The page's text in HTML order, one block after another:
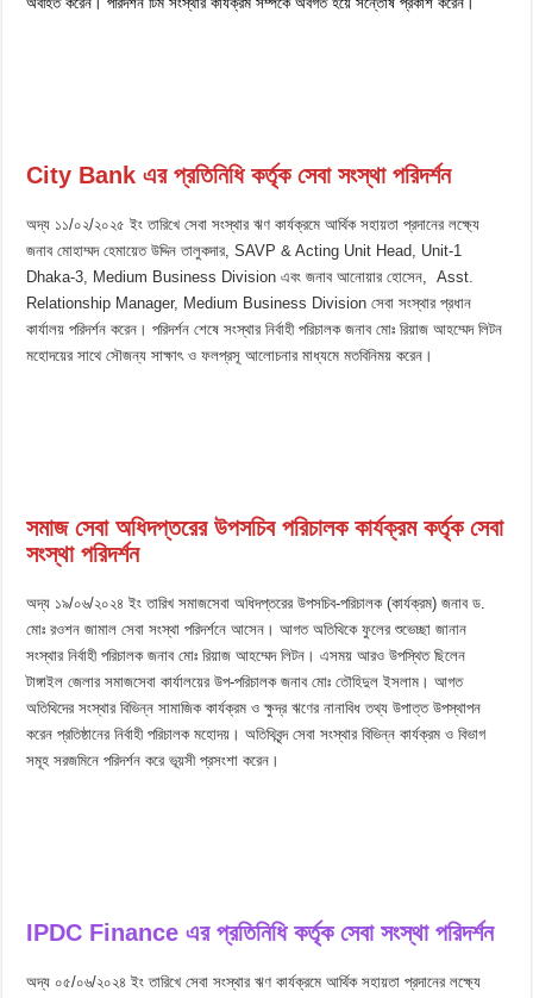
City Bank এর প্রতিনিধি কর্তৃক সেবা সংস্থা পরিদর্শন
অদ্য ১১/০২/২০২৫ ইং তারিখে সেবা সংস্থার ঋণ কার্যক্রমে আর্থিক সহায়তা প্রদানের লক্ষ্যে
জনাব মোহাম্মদ হেমায়েত উদ্দিন তালুকদার, SAVP & Acting Unit Head, Unit-1
Dhaka-3, Medium Business Division এবং জনাব আনোয়ার হোসেন, Asst.
Relationship Manager, Medium Business Division সেবা সংস্থার প্রধান
কার্যালয় পরিদর্শন করেন। পরিদর্শন শেষে সংস্থার নির্বাহী পরিচালক জনাব মোঃ রিয়াজ আহম্মেদ লিটন
মহোদয়ের সাথে সৌজন্য সাক্ষাৎ ও ফলপ্রসূ আলোচনার মাধ্যমে মতবিনিময় করেন।
সমাজ সেবা অধিদপ্তরের উপসচিব পরিচালক কার্যক্রম কর্তৃক সেবা
সংস্থা পরিদর্শন
অদ্য ১৯/০৬/২০২৪ ইং তারিখ সমাজসেবা অধিদপ্তরের উপসচিব-পরিচালক (কার্যক্রম) জনাব ড.
মোঃ রওশন জামাল সেবা সংস্থা পরিদর্শনে আসেন। আগত অতিথিকে ফুলের শুভেচ্ছা জানান
সংস্থার নির্বাহী পরিচালক জনাব মোঃ রিয়াজ আহম্মেদ লিটন। এসময় আরও উপস্থিত ছিলেন
টাঙ্গাইল জেলার সমাজসেবা কার্যালয়ের উপ-পরিচালক জনাব মোঃ তৌহিদুল ইসলাম। আগত
অতিথিদের সংস্থার বিভিন্ন সামাজিক কার্যক্রম ও ক্ষুদ্র ঋণের নানাবিধ তথ্য উপাত্ত উপস্থাপন
করেন প্রতিষ্ঠানের নির্বাহী পরিচালক মহোদয়। অতিথিবৃন্দ সেবা সংস্থার বিভিন্ন কার্যক্রম ও বিভাগ
সমূহ সরজমিনে পরিদর্শন করে ভূয়সী প্রসংশা করেন।
IPDC Finance এর প্রতিনিধি কর্তৃক সেবা সংস্থা পরিদর্শন
অদ্য ০৫/০৬/২০২৪ ইং তারিখে সেবা সংস্থার ঋণ কার্যক্রমে আর্থিক সহায়তা প্রদানের লক্ষ্যে